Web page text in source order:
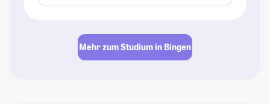
Mehr zum Studium in Bingen